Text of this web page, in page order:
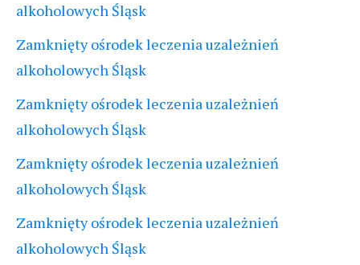
alkoholowych Śląsk
Zamknięty ośrodek leczenia uzależnień
alkoholowych Śląsk
Zamknięty ośrodek leczenia uzależnień
alkoholowych Śląsk
Zamknięty ośrodek leczenia uzależnień
alkoholowych Śląsk
Zamknięty ośrodek leczenia uzależnień
alkoholowych Śląsk